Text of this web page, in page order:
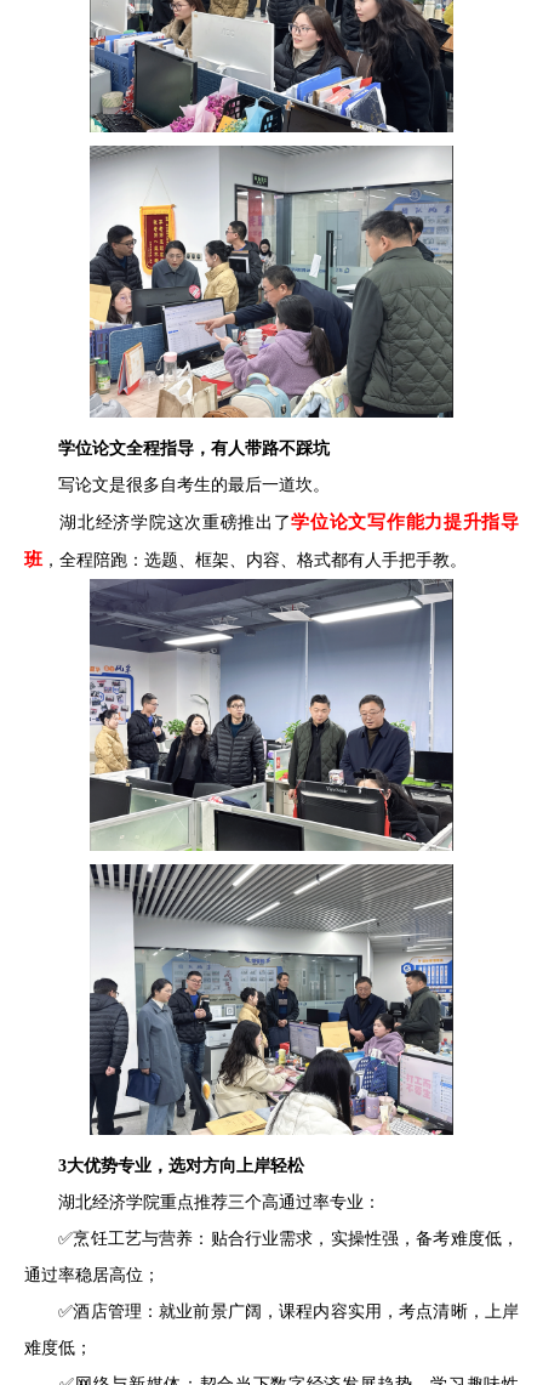
学位论文全程指导，有人带路不踩坑
写论文是很多自考生的最后一道坎。
湖北经济学院这次重磅推出了学位论文写作能力提升指导
班 ，全程陪跑：选题、框架、内容、格式都有人手把手教。
3大优势专业，选对方向上岸轻松
湖北经济学院重点推荐三个高通过率专业：
✅烹饪工艺与营养：贴合行业需求，实操性强，备考难度低，
通过率稳居高位；
✅酒店管理：就业前景广阔，课程内容实用，考点清晰，上岸
难度低；